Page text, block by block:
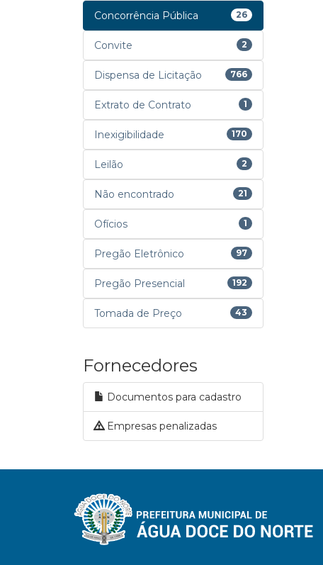
Concorrência Pública 26
Convite 2
Dispensa de Licitação 766
Extrato de Contrato 1
Inexigibilidade 170
Leilão 2
Não encontrado 21
Ofícios 1
Pregão Eletrônico 97
Pregão Presencial 192
Tomada de Preço 43
Fornecedores
Documentos para cadastro
Empresas penalizadas